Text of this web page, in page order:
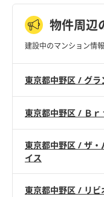
物件周辺
建設中のマンション情
東京都中野区 / グラ
東京都中野区 / Ｂｒ
東京都中野区 / ザ・
イス
東京都中野区 / リビ